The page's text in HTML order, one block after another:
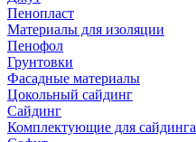
Пенопласт
Материалы для изоляции
Пенофол
Грунтовки
Фасадные материалы
Цокольный сайдинг
Сайдинг
Комплектующие для сайдинга